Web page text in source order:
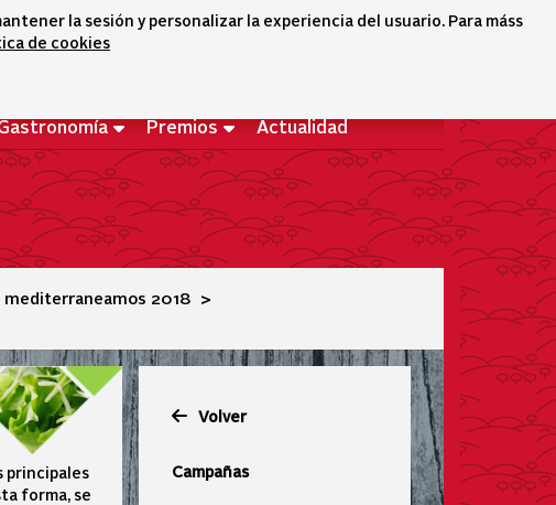
la sesión y personalizar la experiencia del usuario. Para máss
de cookies
Premios Actualidad
mediterraneamos 2018
principales
forma, se
Volver
Campañas